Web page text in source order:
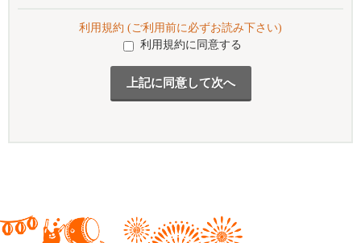
利用規約 (ご利用前に必ずお読み下さい)
利用規約に同意する